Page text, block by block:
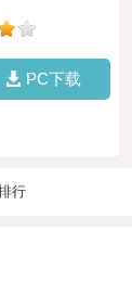
PC下载
行